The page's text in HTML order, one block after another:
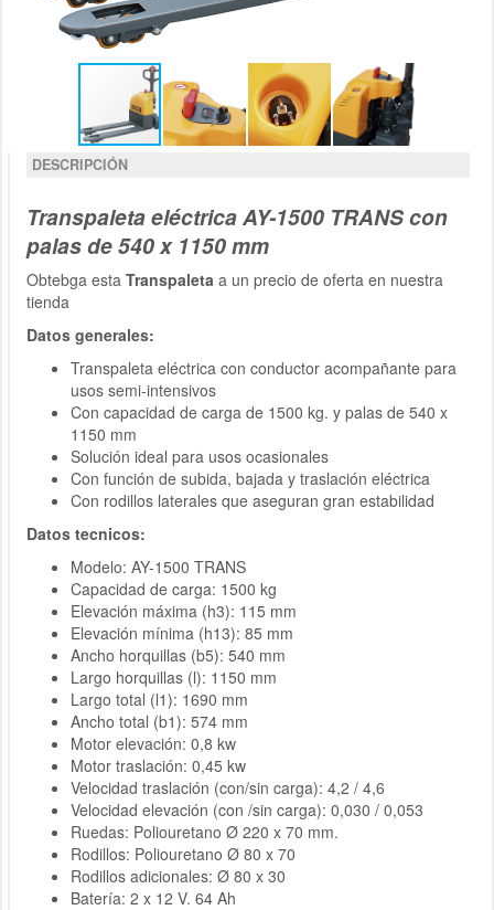
DESCRIPCIÓN
Transpaleta eléctrica AY-1500 TRANS con
palas de 540 x 1150 mm
Obtebga esta Transpaleta a un precio de oferta en nuestra
tienda
Datos generales:
Transpaleta eléctrica con conductor acompañante para
usos semi-intensivos
Con capacidad de carga de 1500 kg. y palas de 540 x
1150 mm
Solución ideal para usos ocasionales
Con función de subida, bajada y traslación eléctrica
Con rodillos laterales que aseguran gran estabilidad
Datos tecnicos:
Modelo: AY-1500 TRANS
Capacidad de carga: 1500 kg
Elevación máxima (h3): 115 mm
Elevación mínima (h13): 85 mm
Ancho horquillas (b5): 540 mm
Largo horquillas (l): 1150 mm
Largo total (l1): 1690 mm
Ancho total (b1): 574 mm
Motor elevación: 0,8 kw
Motor traslación: 0,45 kw
Velocidad traslación (con/sin carga): 4,2 / 4,6
Velocidad elevación (con /sin carga): 0,030 / 0,053
Ruedas: Poliouretano Ø 220 x 70 mm.
Rodillos: Poliouretano Ø 80 x 70
Rodillos adicionales: Ø 80 x 30
Batería: 2 x 12 V. 64 Ah